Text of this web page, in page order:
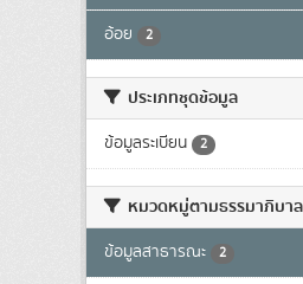
อ้อย 2
ประเภทชุดข้อมูล
ข้อมูลระเบียน 2
หมวดหมู่ตามธรรมาภิบา
ข้อมูลสาธารณะ 2